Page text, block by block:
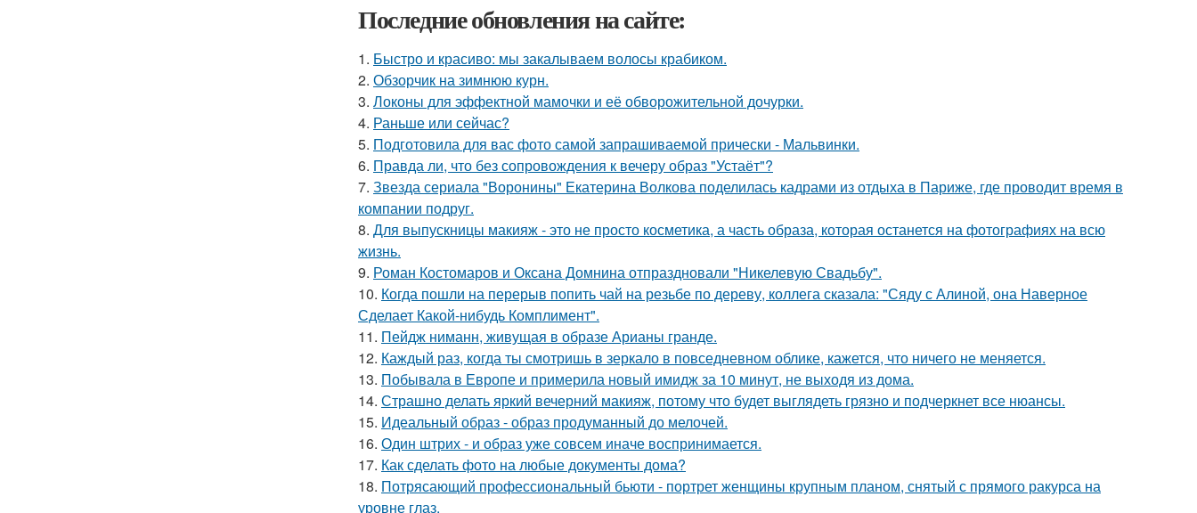
Последние обновления на сайте:
1. Быстро и красиво: мы закалываем волосы крабиком.
2. Обзорчик на зимнюю курн.
3. Локоны для эффектной мамочки и её обворожительной дочурки.
4. Раньше или сейчас?
5. Подготовила для вас фото самой запрашиваемой прически - Мальвинки.
6. Правда ли, что без сопровождения к вечеру образ "Устаёт"?
7. Звезда сериала "Воронины" Екатерина Волкова поделилась кадрами из отдыха в Париже, где проводит время в
компании подруг.
8. Для выпускницы макияж - это не просто косметика, а часть образа, которая останется на фотографиях на всю
жизнь.
9. Роман Костомаров и Оксана Домнина отпраздновали "Никелевую Свадьбу".
10. Когда пошли на перерыв попить чай на резьбе по дереву, коллега сказала: "Сяду с Алиной, она Наверное
Сделает Какой-нибудь Комплимент".
11. Пейдж ниманн, живущая в образе Арианы гранде.
12. Каждый раз, когда ты смотришь в зеркало в повседневном облике, кажется, что ничего не меняется.
13. Побывала в Европе и примерила новый имидж за 10 минут, не выходя из дома.
14. Страшно делать яркий вечерний макияж, потому что будет выглядеть грязно и подчеркнет все нюансы.
15. Идеальный образ - образ продуманный до мелочей.
16. Один штрих - и образ уже совсем иначе воспринимается.
17. Как сделать фото на любые документы дома?
18. Потрясающий профессиональный бьюти - портрет женщины крупным планом, снятый с прямого ракурса на
уровне глаз.